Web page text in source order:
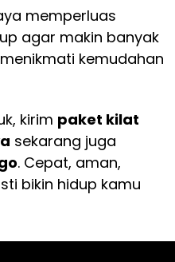
memperluas
agar makin banyak
kemudahan
kirim paket kilat
sekarang juga
. Cepat, aman,
bikin hidup kamu